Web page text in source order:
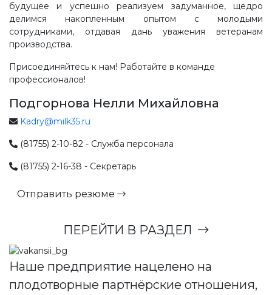
будущее и успешно реализуем задуманное, щедро
делимся накопленным опытом с молодыми
сотрудниками, отдавая дань уважения ветеранам
производства.
Присоединяйтесь к нам! Работайте в команде
профессионалов!
Подгорнова Нелли Михайловна
Kadry@milk35.ru
(81755) 2-10-82 - Служба персонала
(81755) 2-16-38 - Секретарь
Отправить резюме
ПЕРЕЙТИ В РАЗДЕЛ
Наше предприятие нацелено на
плодотворные партнёрские отношения,